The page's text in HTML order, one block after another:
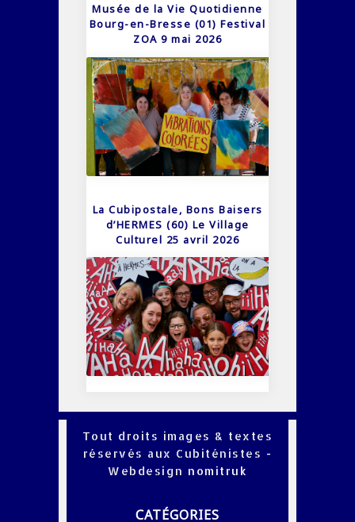
Musée de la Vie Quotidienne
Bourg-en-Bresse (01) Festival
ZOA 9 mai 2026
La Cubipostale, Bons Baisers
d’HERMES (60) Le Village
Culturel 25 avril 2026
Tout droits images & textes
réservés aux Cubiténistes -
Webdesign nomitruk
CATÉGORIES